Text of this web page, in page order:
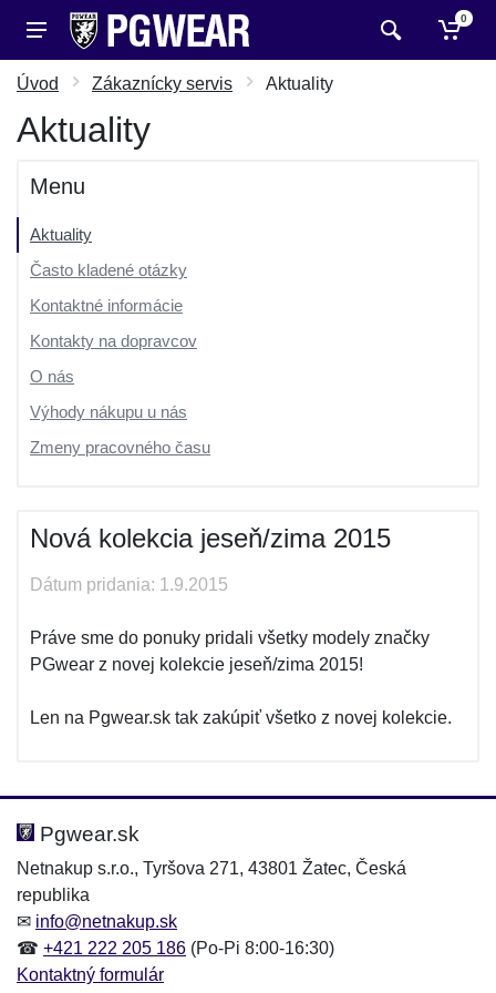
0
Úvod Zákaznícky servis Aktuality
Aktuality
Menu
Aktuality
Často kladené otázky
Kontaktné informácie
Kontakty na dopravcov
O nás
Výhody nákupu u nás
Zmeny pracovného času
Nová kolekcia jeseň/zima 2015
Dátum pridania: 1.9.2015
Práve sme do ponuky pridali všetky modely značky
PGwear z novej kolekcie jeseň/zima 2015!
Len na Pgwear.sk tak zakúpiť všetko z novej kolekcie.
Pgwear.sk
Netnakup s.r.o., Tyršova 271, 43801 Žatec, Česká
republika
✉ info@netnakup.sk
☎ +421 222 205 186 (Po-Pi 8:00-16:30)
Kontaktný formulár